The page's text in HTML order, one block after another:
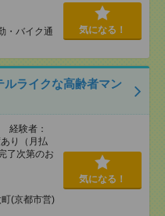
バイク通
気になる！
ライクな高齢者マン
経験者：
り（月払
了次第のお
町(京都市営)
気になる！